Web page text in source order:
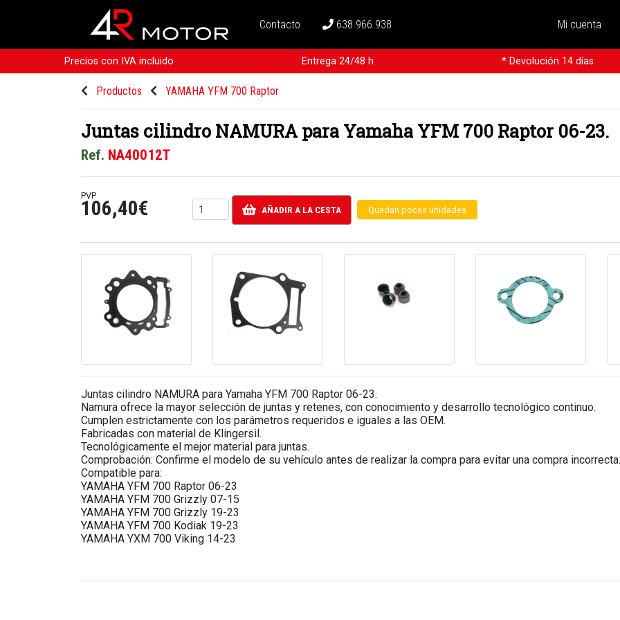
Contacto 638 966 938 Mi cuenta
Precios con IVA incluido Entrega 24/48 h * Devolución 14 días
Productos YAMAHA YFM 700 Raptor
Juntas cilindro NAMURA para Yamaha YFM 700 Raptor 06-23.
Ref. NA40012T
PVP
106,40€ AÑADIR A LA CESTA Quedan pocas unidades
Juntas cilindro NAMURA para Yamaha YFM 700 Raptor 06-23.
Namura ofrece la mayor selección de juntas y retenes, con conocimiento y desarrollo tecnológico continuo.
Cumplen estrictamente con los parámetros requeridos e iguales a las OEM.
Fabricadas con material de Klingersil.
Tecnológicamente el mejor material para juntas.
Comprobación: Confirme el modelo de su vehículo antes de realizar la compra para evitar una compra incorrecta.
Compatible para:
YAMAHA YFM 700 Raptor 06-23
YAMAHA YFM 700 Grizzly 07-15
YAMAHA YFM 700 Grizzly 19-23
YAMAHA YFM 700 Kodiak 19-23
YAMAHA YXM 700 Viking 14-23